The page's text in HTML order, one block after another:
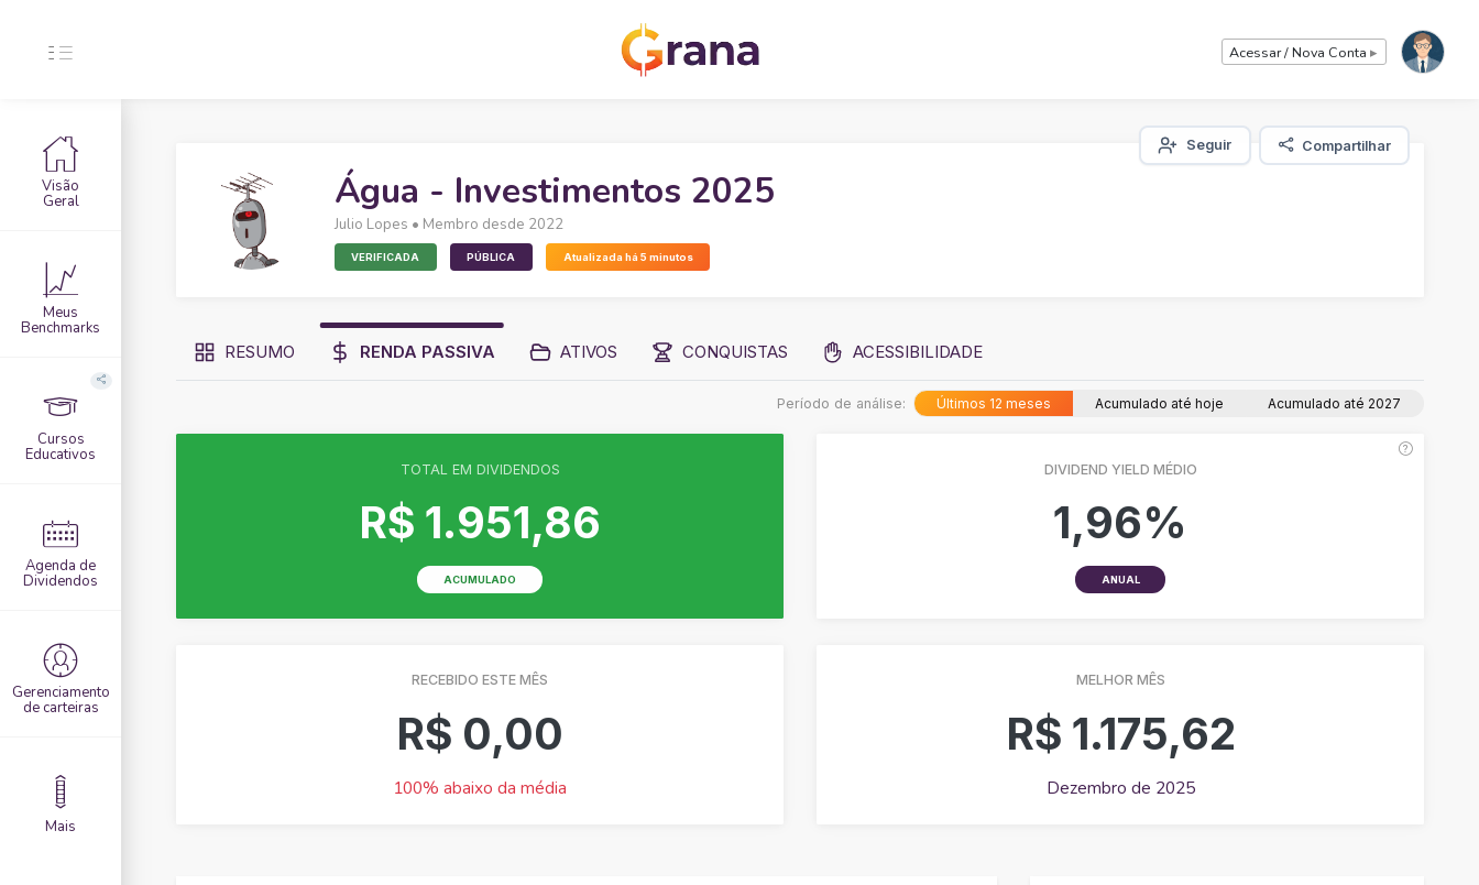
Acessar / Nova Conta ▸
Visão
Geral
Meus
Benchmarks
Cursos
Educativos
Agenda de
Dividendos
Gerenciamento
de carteiras
Mais
Seguir Compartilhar
Água - Investimentos 2025
Julio Lopes • Membro desde 2022
VERIFICADA PÚBLICA Atualizada há 5 minutos
RESUMO RENDA PASSIVA ATIVOS CONQUISTAS ACESSIBILIDADE
Período de análise: Últimos 12 meses Acumulado até hoje Acumulado até 2027
TOTAL EM DIVIDENDOS
R$ 1.951,86
ACUMULADO
DIVIDEND YIELD MÉDIO
1,96%
ANUAL
RECEBIDO ESTE MÊS
R$ 0,00
100% abaixo da média
MELHOR MÊS
R$ 1.175,62
Dezembro de 2025